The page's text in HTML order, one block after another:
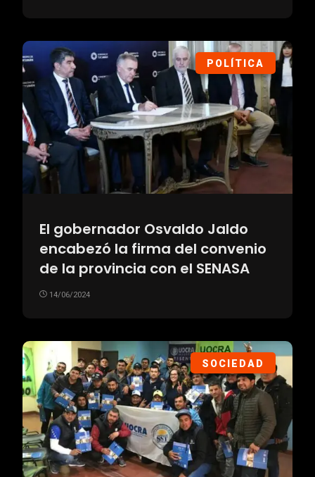
POLÍTICA
El gobernador Osvaldo Jaldo
encabezó la firma del convenio
de la provincia con el SENASA
14/06/2024
SOCIEDAD